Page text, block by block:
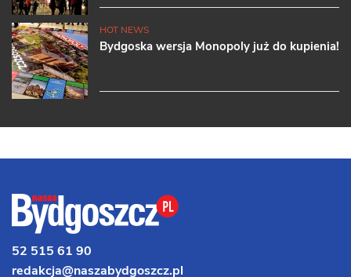
HOT NEWS
Bydgoska wersja Monopoly już do kupienia!
52 515 61 90
redakcja@naszabydgoszcz.pl